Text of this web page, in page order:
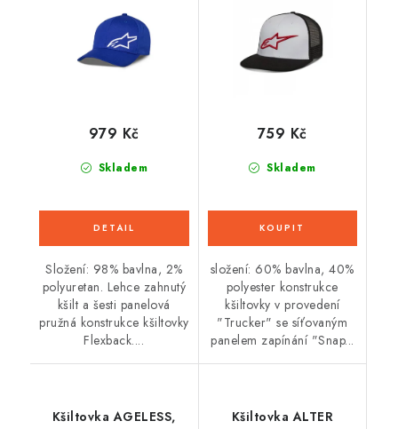
Skladem
979 Kč
Složení: 98% bavlna, 2%
polyuretan. Lehce zahnutý
kšilt a šesti panelová
pružná konstrukce kšiltovky
Flexback....
Skladem
759 Kč
složení: 60% bavlna, 40%
polyester konstrukce
kšiltovky v provedení
"Trucker" se síťovaným
panelem zapínání "Snap...
Kšiltovka AGELESS,
Kšiltovka ALTER